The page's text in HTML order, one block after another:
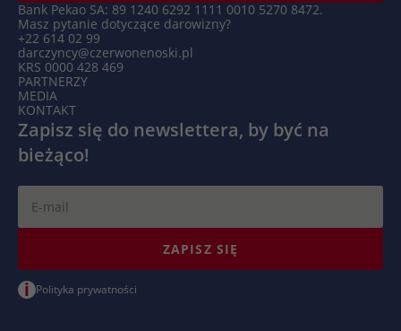
Bank Pekao SA: 89 1240 6292 1111 0010 5270 8472.
Masz pytanie dotyczące darowizny?
+22 614 02 99
darczyncy@czerwonenoski.pl
KRS 0000 428 469
PARTNERZY
MEDIA
KONTAKT
Zapisz się do newslettera, by być na
bieżąco!
ZAPISZ SIĘ
i Polityka prywatności